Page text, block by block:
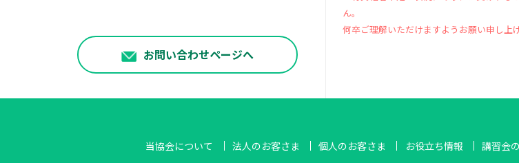
お問い合わせページへ
ん。
何卒ご理解いただけますようお願い申し上げ
当協会について 法人のお客さま 個人のお客さま お役立ち情報 講習会